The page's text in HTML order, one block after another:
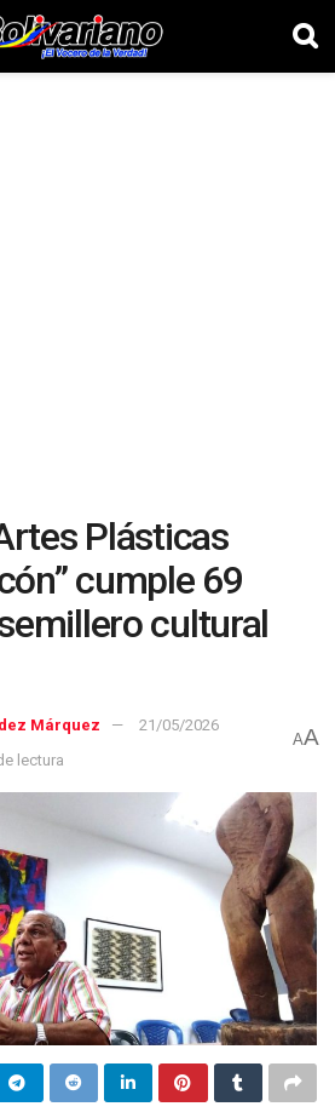
Plásticas
cumple 69
cultural
Márquez
21/05/2026
lectura
AA